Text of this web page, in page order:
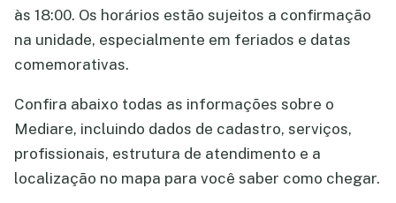
às 18:00. Os horários estão sujeitos a confirmação
na unidade, especialmente em feriados e datas
comemorativas.
Confira abaixo todas as informações sobre o
Mediare, incluindo dados de cadastro, serviços,
profissionais, estrutura de atendimento e a
localização no mapa para você saber como chegar.